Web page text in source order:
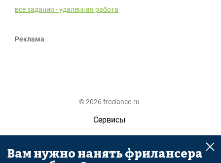
все задания - удаленная работа
Реклама
© 2026 freelance.ru
Сервисы
Помощь
Поиск
Вам нужно нанять фрилансера